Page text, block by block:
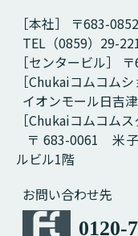
［本社］ 〒683-
TEL（0859）29-
［センタービル］
［Chukaiコムコムシ
イオンモール日吉
［Chukaiコムコムス
〒 683-0061 米
ルビル1階
お問い合わせ先
0120-